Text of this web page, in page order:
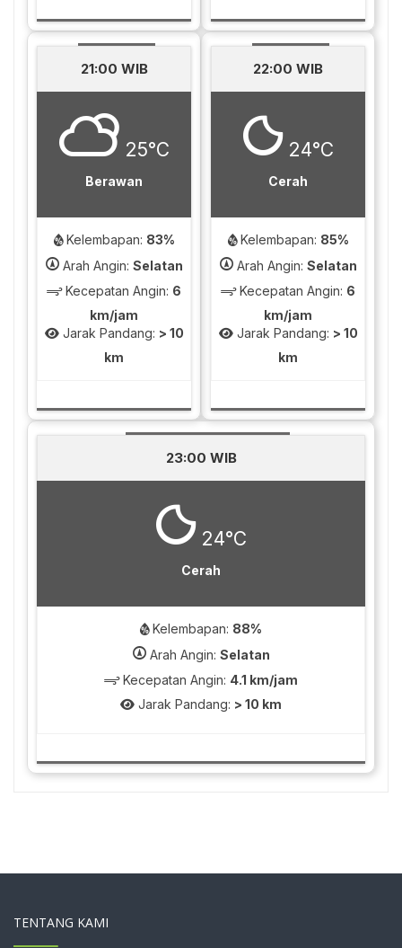
21:00 WIB
25°C
Berawan
Kelembapan: 83%
Arah Angin: Selatan
Kecepatan Angin: 6
km/jam
Jarak Pandang: > 10
km
22:00 WIB
24°C
Cerah
Kelembapan: 85%
Arah Angin: Selatan
Kecepatan Angin: 6
km/jam
Jarak Pandang: > 10
km
23:00 WIB
24°C
Cerah
Kelembapan: 88%
Arah Angin: Selatan
Kecepatan Angin: 4.1 km/jam
Jarak Pandang: > 10 km
TENTANG KAMI